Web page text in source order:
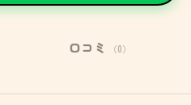
口コミ （0）